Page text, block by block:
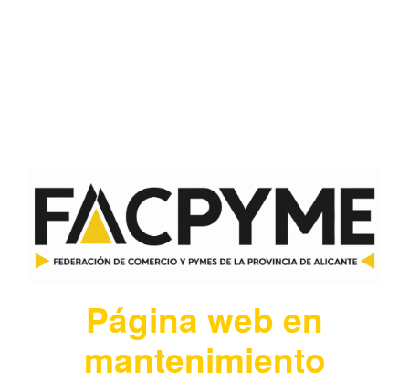
Página web en
mantenimiento